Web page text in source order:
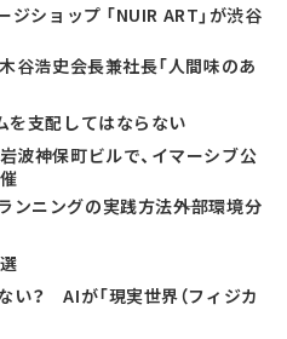
ショップ 「NUIR ART」が渋谷
谷浩史会長兼社長「人間味のあ
を支配してはならない
波神保町ビルで、イマーシブ公
ニングの実践方法――外部環境分
い？ AIが「現実世界（フィジカ